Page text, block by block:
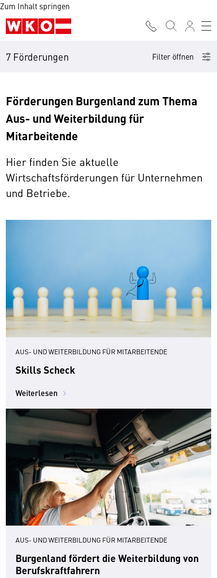
Zum Inhalt springen
7 Förderungen Filter öffnen
Förderungen Burgenland zum Thema
Aus- und Weiterbildung für
Mitarbeitende
Hier finden Sie aktuelle
Wirtschaftsförderungen für Unternehmen
und Betriebe.
AUS- UND WEITERBILDUNG FÜR MITARBEITENDE
Skills Scheck
Weiterlesen
AUS- UND WEITERBILDUNG FÜR MITARBEITENDE
Burgenland fördert die Weiterbildung von
Berufskraftfahrern